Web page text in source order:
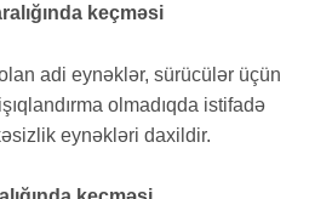
keçməsi
adi eynəklər, sürücülər üçün
olmadıqda istifadə
eynəkləri daxildir.